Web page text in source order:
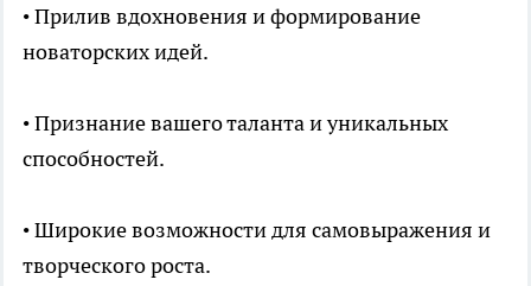
• Прилив вдохновения и формирование
новаторских идей.
• Признание вашего таланта и уникальных
способностей.
• Широкие возможности для самовыражения и
творческого роста.